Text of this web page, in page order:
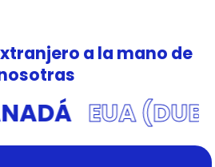
a la mano de
EUA (DUBAÍ)